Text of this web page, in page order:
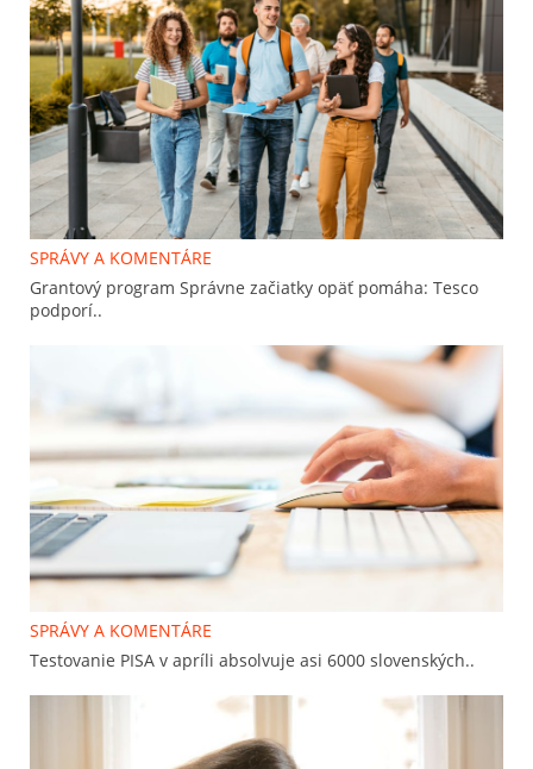
SPRÁVY A KOMENTÁRE
Grantový program Správne začiatky opäť pomáha: Tesco
podporí..
SPRÁVY A KOMENTÁRE
Testovanie PISA v apríli absolvuje asi 6000 slovenských..